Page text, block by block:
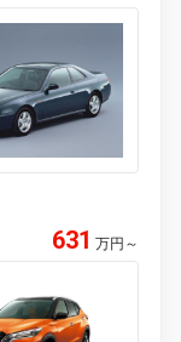
631 万円 ～